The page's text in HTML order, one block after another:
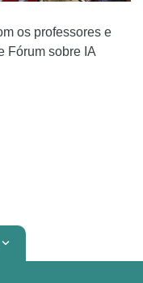
os professores e
Fórum sobre IA